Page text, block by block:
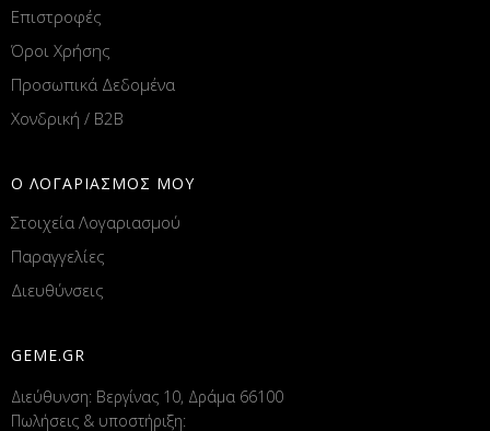
Επιστροφές
Όροι Χρήσης
Προσωπικά Δεδομένα
Χονδρική / B2B
Ο ΛΟΓΑΡΙΑΣΜΟΣ ΜΟΥ
Στοιχεία Λογαριασμού
Παραγγελίες
Διευθύνσεις
GEME.GR
Διεύθυνση: Βεργίνας 10, Δράμα 66100
Πωλήσεις & υποστήριξη: